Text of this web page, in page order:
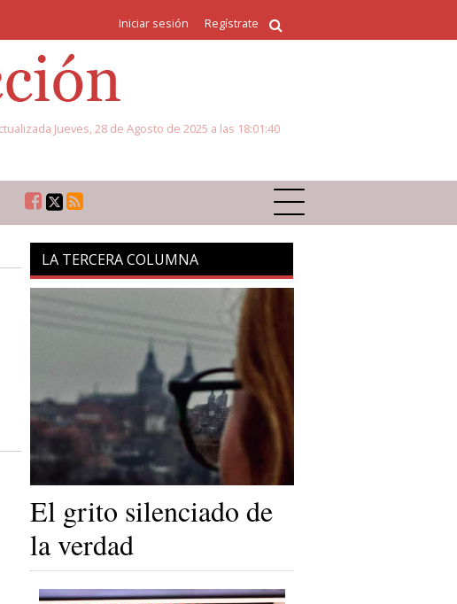
Iniciar sesión Regístrate
Jueves, 28 de Agosto de 2025 a las 18:01:40
LA TERCERA COLUMNA
El grito silenciado de
la verdad